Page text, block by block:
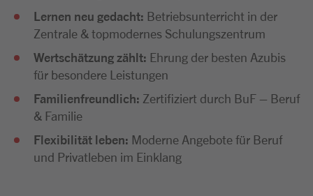
Lernen neu gedacht: Betriebsunterricht in der
Zentrale & topmodernes Schulungszentrum
Wertschätzung zählt: Ehrung der besten Azubis
für besondere Leistungen
Familienfreundlich: Zertifiziert durch BuF – Beruf
& Familie
Flexibilität leben: Moderne Angebote für Beruf
und Privatleben im Einklang